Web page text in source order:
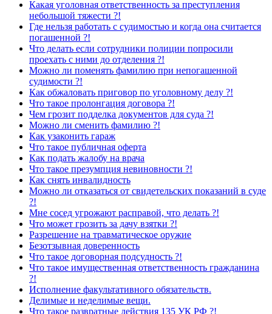
Какая уголовная ответственность за преступления
небольшой тяжести ?!
Где нельзя работать с судимостью и когда она считается
погашенной ?!
Что делать если сотрудники полиции попросили
проехать с ними до отделения ?!
Можно ли поменять фамилию при непогашенной
судимости ?!
Как обжаловать приговор по уголовному делу ?!
Что такое пролонгация договора ?!
Чем грозит подделка документов для суда ?!
Можно ли сменить фамилию ?!
Как узаконить гараж
Что такое публичная оферта
Как подать жалобу на врача
Что такое презумпция невиновности ?!
Как снять инвалидность
Можно ли отказаться от свидетельских показаний в суде
?!
Мне сосед угрожают расправой, что делать ?!
Что может грозить за дачу взятки ?!
Разрешение на травматическое оружие
Безотзывная доверенность
Что такое договорная подсудность ?!
Что такое имущественная ответственность гражданина
?!
Исполнение факультативного обязательств.
Делимые и неделимые вещи.
Что такое развратные действия 135 УК РФ ?!